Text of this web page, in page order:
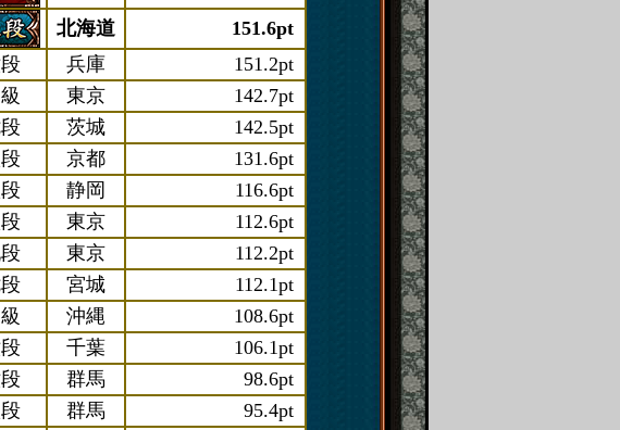
北海道
151.6pt
兵庫
151.2pt
東京
142.7pt
茨城
142.5pt
京都
131.6pt
静岡
116.6pt
東京
112.6pt
東京
112.2pt
宮城
112.1pt
沖縄
108.6pt
千葉
106.1pt
群馬
98.6pt
群馬
95.4pt